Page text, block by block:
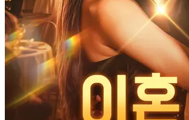
달콤한 계약, 달콤한 사랑 시즌2